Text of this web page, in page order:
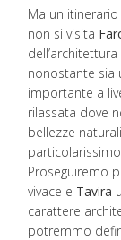
Ma un
non si visita
nonostante sia
importante a
rilassata dove
bellezze
particolarissimo
Proseguiremo
vivace e Tavira
carattere
potremmo